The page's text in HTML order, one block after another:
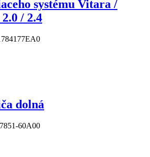
systému Vitara /
/ 2.4
dolná
60A00